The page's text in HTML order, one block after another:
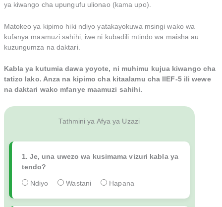
ya kiwango cha upungufu ulionao (kama upo).
Matokeo ya kipimo hiki ndiyo yatakayokuwa msingi wako wa
kufanya maamuzi sahihi, iwe ni kubadili mtindo wa maisha au
kuzungumza na daktari.
Kabla ya kutumia dawa yoyote, ni muhimu kujua kiwango cha
tatizo lako. Anza na kipimo cha kitaalamu cha IIEF-5 ili wewe
na daktari wako mfanye maamuzi sahihi.
Tathmini ya Afya ya Uzazi
1. Je, una uwezo wa kusimama vizuri kabla ya
tendo?
Ndiyo Wastani Hapana